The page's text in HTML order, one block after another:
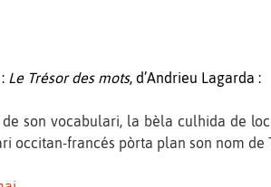
: Le Trésor des mots, d’Andrieu Lagarda :
de son vocabulari, la bèla culhida de
occitan-francés pòrta plan son nom de